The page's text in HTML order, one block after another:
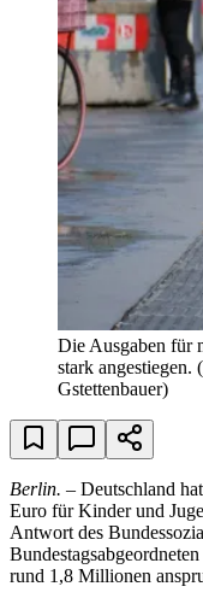
Die Ausgaben für
stark angestiegen.
Gstettenbauer)
Berlin. – Deutschland
Euro für Kinder und
Antwort des
rund 1,8 Millionen